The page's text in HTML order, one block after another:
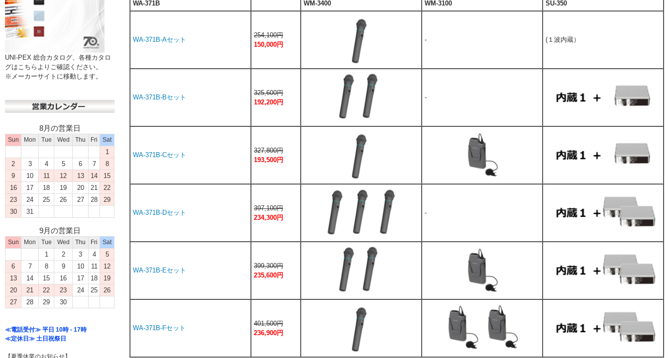
UNI-PEX 総合カタログ、各種カタロ
グはこちらよりご確認ください。
※メーカーサイトに移動します。
8月の営業日
Sun Mon Tue Wed Thu Fri Sat
1
2
3 4 5 6 7
8
9
10 11 12 13 14
15
16
17 18 19 20 21
22
23
24 25 26 27 28
29
30
31
9月の営業日
Sun Mon Tue Wed Thu Fri Sat
1 2 3 4
5
6
7 8 9 10 11
12
13
14 15 16 17 18
19
20
21 22 23 24 25
26
27
28 29 30
≪電話受付≫ 平日 10時 - 17時
≪定休日≫ 土日祝祭日
WA-371B
WM-3400
WM-3100
SU-350
WA-371B-Aセット
254,100円
150,000円
- (１波内蔵）
WA-371B-Bセット
325,600円
192,200円
-
WA-371B-Cセット
327,800円
193,500円
WA-371B-Dセット
397,100円
234,300円
-
WA-371B-Eセット
399,300円
235,600円
WA-371B-Fセット
401,500円
236,900円